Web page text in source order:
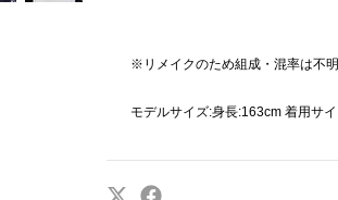
※リメイクのため組成・混率は不明
モデルサイズ:身長:163cm 着用サ